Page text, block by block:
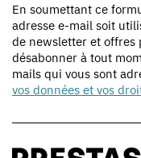
En soumettant ce
adresse e-mail soit
de newsletter et offres
désabonner à tout
mails qui vous sont
vos données et vos